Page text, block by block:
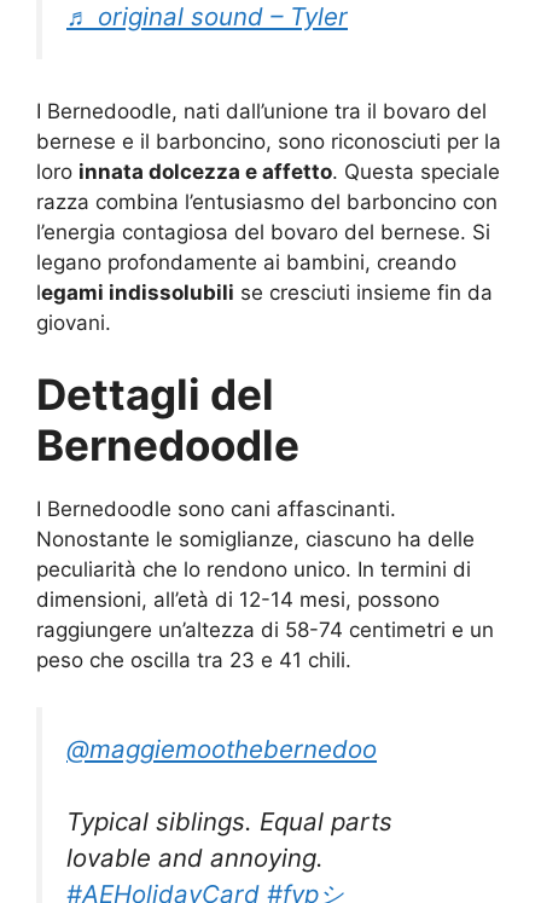
♬ original sound – Tyler
I Bernedoodle, nati dall’unione tra il bovaro del
bernese e il barboncino, sono riconosciuti per la
loro innata dolcezza e affetto. Questa speciale
razza combina l’entusiasmo del barboncino con
l’energia contagiosa del bovaro del bernese. Si
legano profondamente ai bambini, creando
legami indissolubili se cresciuti insieme fin da
giovani.
Dettagli del
Bernedoodle
I Bernedoodle sono cani affascinanti.
Nonostante le somiglianze, ciascuno ha delle
peculiarità che lo rendono unico. In termini di
dimensioni, all’età di 12-14 mesi, possono
raggiungere un’altezza di 58-74 centimetri e un
peso che oscilla tra 23 e 41 chili.
@maggiemoothebernedoo
Typical siblings. Equal parts
lovable and annoying.
#AEHolidayCard #fypシ